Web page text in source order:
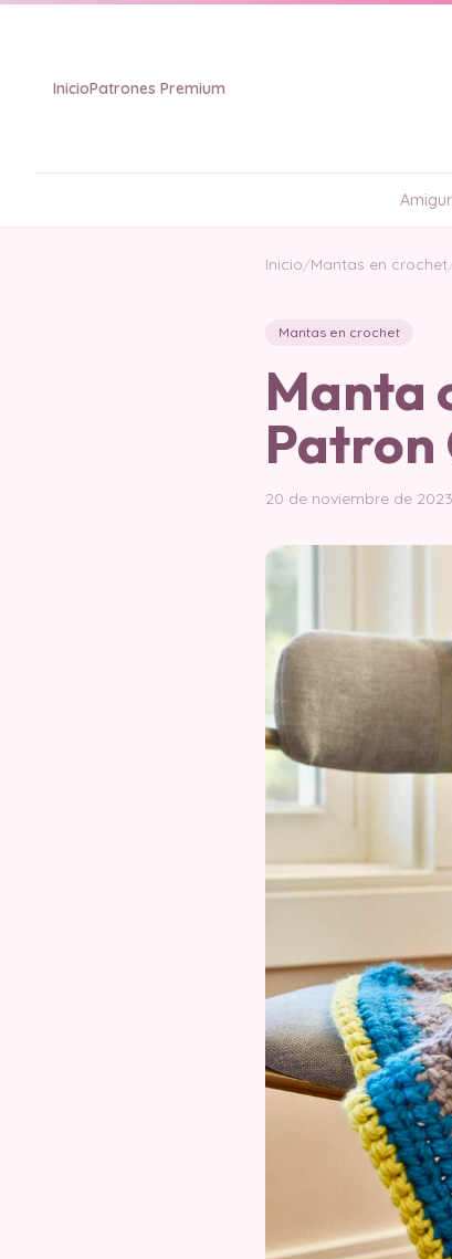
InicioPatrones Premium
Inicio/Mantas en crochet
Mantas en crochet
Manta
Patron
20 de noviembre de 2023